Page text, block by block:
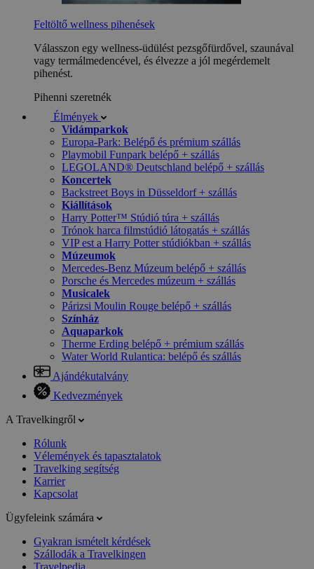
Feltöltő wellness pihenések
Válasszon egy wellness-üdülést pezsgőfürdővel, szaunával
vagy termálmedencével, és élvezze a jól megérdemelt
pihenést.
Pihenni szeretnék
Élmények
Vidámparkok
Europa-Park: Belépő és prémium szállás
Playmobil Funpark belépő + szállás
LEGOLAND® Deutschland belépő + szállás
Koncertek
Backstreet Boys in Düsseldorf + szállás
Kiállítások
Harry Potter™ Stúdió túra + szállás
Trónok harca filmstúdió látogatás + szállás
VIP est a Harry Potter stúdiókban + szállás
Múzeumok
Mercedes-Benz Múzeum belépő + szállás
Porsche és Mercedes múzeum + szállás
Musicalek
Párizsi Moulin Rouge belépő + szállás
Színház
Aquaparkok
Therme Erding belépő + prémium szállás
Water World Rulantica: belépő és szállás
Ajándékutalvány
Kedvezmények
A Travelkingről
Rólunk
Vélemények és tapasztalatok
Travelking segítség
Karrier
Kapcsolat
Ügyfeleink számára
Gyakran ismételt kérdések
Szállodák a Travelkingen